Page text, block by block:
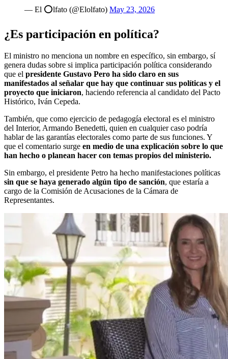
— El ⭕lfato (@Elolfato) May 23, 2026
¿Es participación en política?
El ministro no menciona un nombre en específico, sin embargo, sí
genera dudas sobre si implica participación política considerando
que el presidente Gustavo Pero ha sido claro en sus
manifestados al señalar que hay que continuar sus políticas y el
proyecto que iniciaron, haciendo referencia al candidato del Pacto
Histórico, Iván Cepeda.
También, que como ejercicio de pedagogía electoral es el ministro
del Interior, Armando Benedetti, quien en cualquier caso podría
hablar de las garantías electorales como parte de sus funciones. Y
que el comentario surge en medio de una explicación sobre lo que
han hecho o planean hacer con temas propios del ministerio.
Sin embargo, el presidente Petro ha hecho manifestaciones políticas
sin que se haya generado algún tipo de sanción, que estaría a
cargo de la Comisión de Acusaciones de la Cámara de
Representantes.